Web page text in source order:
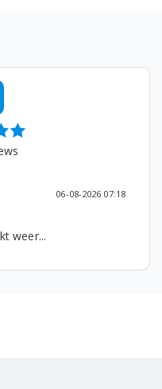
06-08-2026 07:18
weer...